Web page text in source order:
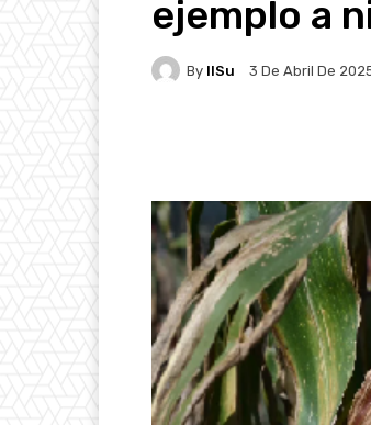
ejemplo a
By IlSu 3 De Abril De